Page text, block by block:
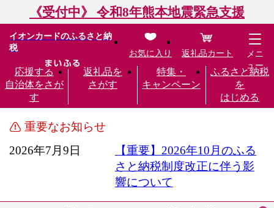
《受付中》 令和8年熊本地震緊急支援
イオンカードのふるさと納
税
応援する
自治体をさが
す
返礼品を
さがす
特集・
キャンペーン
ふるさと納税
を
はじめる
お気に入り 返礼品カート
メニ
ュー
重要なお知らせ
2026年7月9日
【重要】2026年10月のふる
さと納税制度改正に伴う影
響について